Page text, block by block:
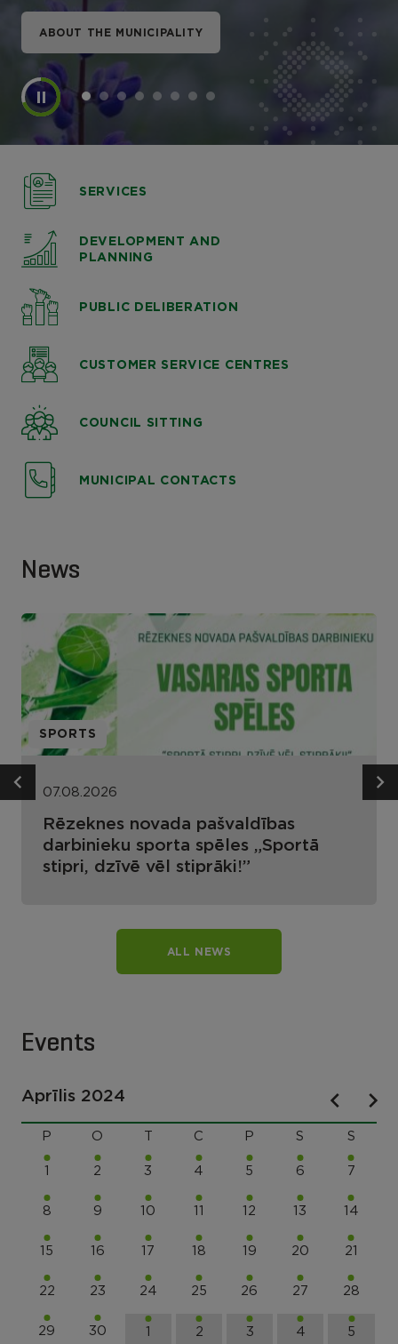
ABOUT THE MUNICIPALITY
ABOUT THE MUNICIPALITY
ABOUT THE MUNICIPALITY
ABOUT THE MUNICIPALITY
ABOUT THE MUNICIPALITY
ABOUT THE MUNICIPALITY
ABOUT THE MUNICIPALITY
ABOUT THE MUNICIPALITY
SERVICES
DEVELOPMENT AND
PLANNING
PUBLIC DELIBERATION
CUSTOMER SERVICE CENTRES
COUNCIL SITTING
MUNICIPAL CONTACTS
News
SPORTS
07.08.2026
Rēzeknes novada pašvaldības
darbinieku sporta spēles „Sportā
stipri, dzīvē vēl stiprāki!”
ALL NEWS
Events
Aprīlis 2024
P O C P S S
1 2 3 4 5 6 7
8 9 10 11 12 13 14
15 16 17 18 19 20 21
22 23 24 25 26 27 28
29 30 1 2 3 4 5